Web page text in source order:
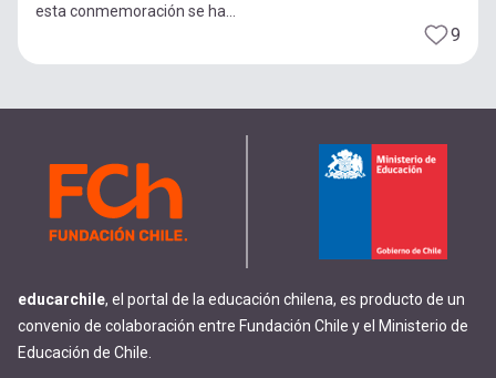
esta conmemoración se ha...
9
educarchile, el portal de la educación chilena, es producto de un
convenio de colaboración entre Fundación Chile y el Ministerio de
Educación de Chile.